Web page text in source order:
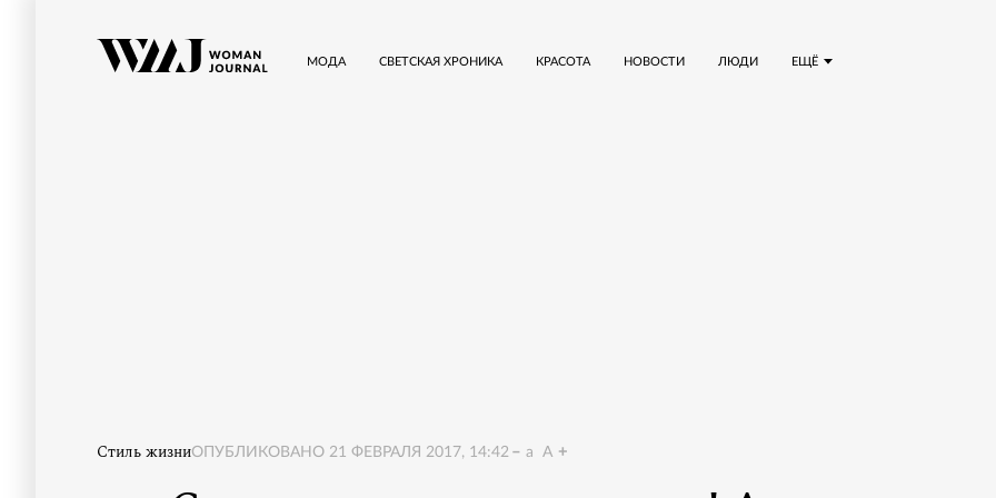
ЕЩЁ
МОДА СВЕТСКАЯ ХРОНИКА КРАСОТА НОВОСТИ ЛЮДИ
Стиль жизниОПУБЛИКОВАНО 21 ФЕВРАЛЯ 2017, 14:42 a A